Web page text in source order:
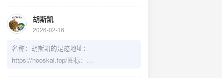
imfurry.imfurry.com/avatar/zebwqFurryAvat
ar.png
胡斯凯
2026-02-16
名称：胡斯凯的足迹地址：
https://hooskai.top/图标：